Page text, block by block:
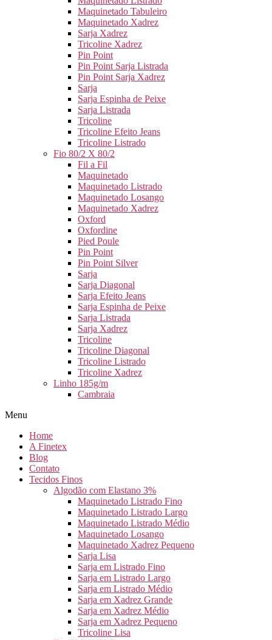
Maquinetado Tabuleiro
Maquinetado Xadrez
Sarja Xadrez
Tricoline Xadrez
Pin Point
Pin Point Sarja Listrada
Pin Point Sarja Xadrez
Sarja
Sarja Espinha de Peixe
Sarja Listrada
Tricoline
Tricoline Efeito Jeans
Tricoline Listrado
Fio 80/2 X 80/2
Fil a Fil
Maquinetado
Maquinetado Listrado
Maquinetado Losango
Maquinetado Xadrez
Oxford
Oxfordine
Pied Poule
Pin Point
Pin Point Silver
Sarja
Sarja Diagonal
Sarja Efeito Jeans
Sarja Espinha de Peixe
Sarja Listrada
Sarja Xadrez
Tricoline
Tricoline Diagonal
Tricoline Listrado
Tricoline Xadrez
Linho 185g/m
Cambraia
Menu
Home
A Finetex
Blog
Contato
Tecidos Finos
Algodão com Elastano 3%
Maquinetado Listrado Fino
Maquinetado Listrado Largo
Maquinetado Listrado Médio
Maquinetado Losango
Maquinetado Xadrez Pequeno
Sarja Lisa
Sarja em Listrado Fino
Sarja em Listrado Largo
Sarja em Listrado Médio
Sarja em Xadrez Grande
Sarja em Xadrez Médio
Sarja em Xadrez Pequeno
Tricoline Lisa